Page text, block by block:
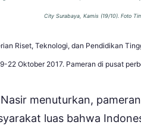
City Surabaya, Kamis (19/10). Foto
Riset, Teknologi, dan Pendidikan
22 Oktober 2017. Pameran di pusat
menuturkan,
luas bahwa